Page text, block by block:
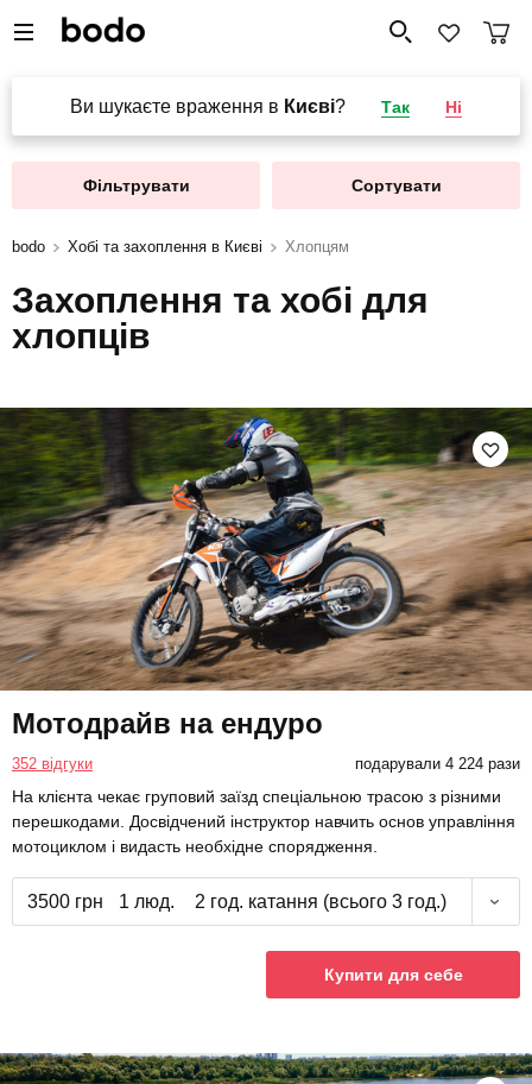
Ви шукаєте враження в Києві? Так Ні
Фільтрувати Сортувати
bodo Хобі та захоплення в Києві Хлопцям
Захоплення та хобі для
хлопців
Мотодрайв на ендуро
352 відгуки подарували 4 224 рази
На клієнта чекає груповий заїзд спеціальною трасою з різними
перешкодами. Досвідчений інструктор навчить основ управління
мотоциклом і видасть необхідне спорядження.
3500 грн 1 люд. 2 год. катання (всього 3 год.)
Купити для себе